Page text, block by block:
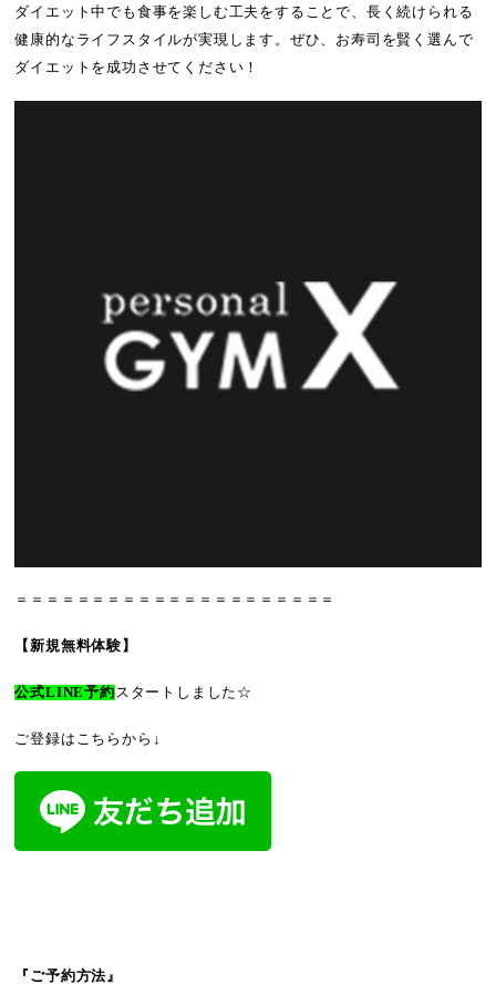
ダイエット中でも食事を楽しむ工夫をすることで、長く続けられる
健康的なライフスタイルが実現します。ぜひ、お寿司を賢く選んで
ダイエットを成功させてください！
＝＝＝＝＝＝＝＝＝＝＝＝＝＝＝＝＝＝＝＝＝
【新規無料体験】
公式LINE予約 スタートしました☆
ご登録はこちらから↓
『ご予約方法』